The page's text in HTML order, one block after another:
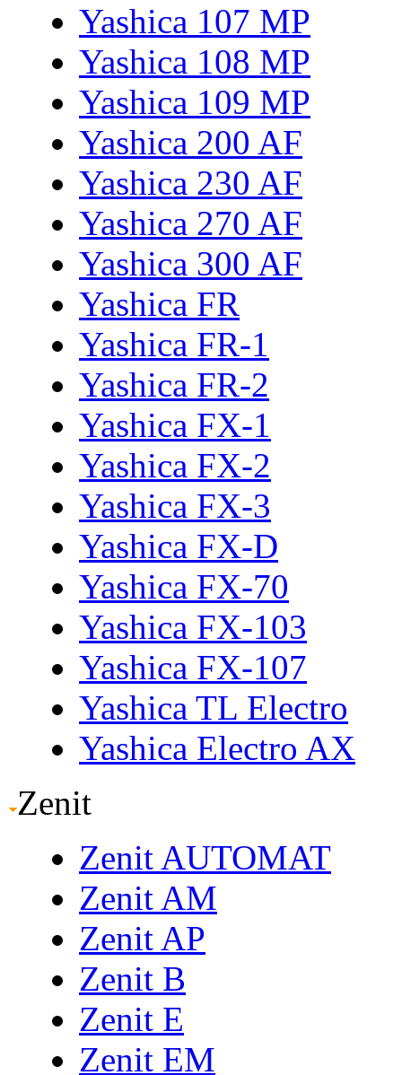
Yashica 107 MP
Yashica 108 MP
Yashica 109 MP
Yashica 200 AF
Yashica 230 AF
Yashica 270 AF
Yashica 300 AF
Yashica FR
Yashica FR-1
Yashica FR-2
Yashica FX-1
Yashica FX-2
Yashica FX-3
Yashica FX-D
Yashica FX-70
Yashica FX-103
Yashica FX-107
Yashica TL Electro
Yashica Electro AX
Zenit
Zenit AUTOMAT
Zenit AM
Zenit AP
Zenit B
Zenit E
Zenit EM